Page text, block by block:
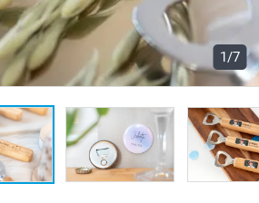
1/7